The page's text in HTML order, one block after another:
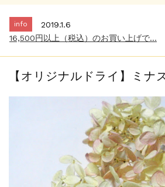
info
2019.1.6
16,500円以上（税込）のお買い上げで...
info
2018.12.11
～メールが届かないお客様へのお願い～...
16,500円以上（税込）のお買い上げで...
2019.1.6
お客様の作品をご紹介させて頂きます...
【オリジナルドライ】ミナ